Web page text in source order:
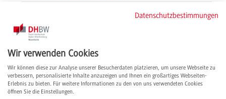
Gebühren und Beiträge - DHBW Mannheim -
Informationsblatt 2019/2020
Gesamtbewertung zweite Projektarbeit
Gutachten Projektarbeit I, Projektarbeit II,
Bachelorarbeit - StuPrO 2018 - Empfehlung der
Fachkommission Wirtschaft
01 / 2023 +
Datenschutzbestimmungen
Wir verwenden Cookies
Wir können diese zur Analyse unserer Besucherdaten platzieren, um unsere Webseite zu
verbessern, personalisierte Inhalte anzuzeigen und Ihnen ein großartiges Webseiten-
Erlebnis zu bieten. Für weitere Informationen zu den von uns verwendeten Cookies
öffnen Sie die Einstellungen.